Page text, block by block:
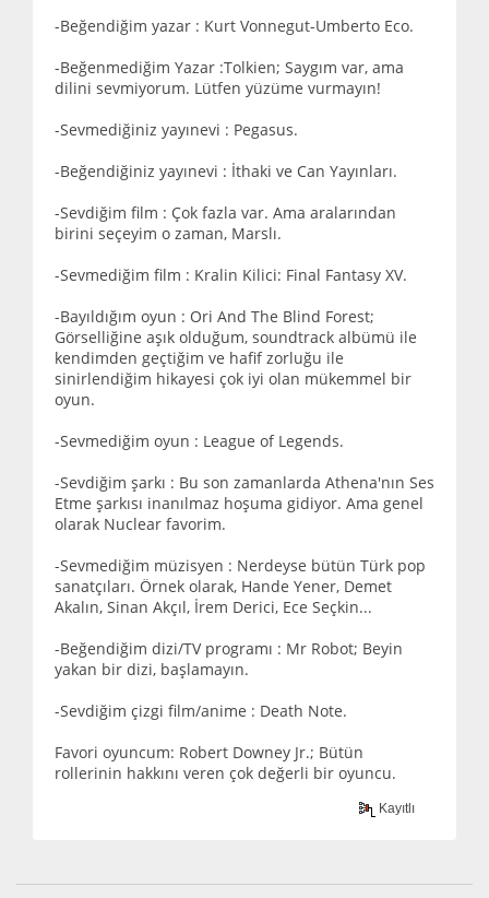
-Beğendiğim yazar : Kurt Vonnegut-Umberto Eco.
-Beğenmediğim Yazar :Tolkien; Saygım var, ama
dilini sevmiyorum. Lütfen yüzüme vurmayın!
-Sevmediğiniz yayınevi : Pegasus.
-Beğendiğiniz yayınevi : İthaki ve Can Yayınları.
-Sevdiğim film : Çok fazla var. Ama aralarından
birini seçeyim o zaman, Marslı.
-Sevmediğim film : Kralin Kilici: Final Fantasy XV.
-Bayıldığım oyun : Ori And The Blind Forest;
Görselliğine aşık olduğum, soundtrack albümü ile
kendimden geçtiğim ve hafif zorluğu ile
sinirlendiğim hikayesi çok iyi olan mükemmel bir
oyun.
-Sevmediğim oyun : League of Legends.
-Sevdiğim şarkı : Bu son zamanlarda Athena'nın Ses
Etme şarkısı inanılmaz hoşuma gidiyor. Ama genel
olarak Nuclear favorim.
-Sevmediğim müzisyen : Nerdeyse bütün Türk pop
sanatçıları. Örnek olarak, Hande Yener, Demet
Akalın, Sinan Akçıl, İrem Derici, Ece Seçkin...
-Beğendiğim dizi/TV programı : Mr Robot; Beyin
yakan bir dizi, başlamayın.
-Sevdiğim çizgi film/anime : Death Note.
Favori oyuncum: Robert Downey Jr.; Bütün
rollerinin hakkını veren çok değerli bir oyuncu.
Kayıtlı